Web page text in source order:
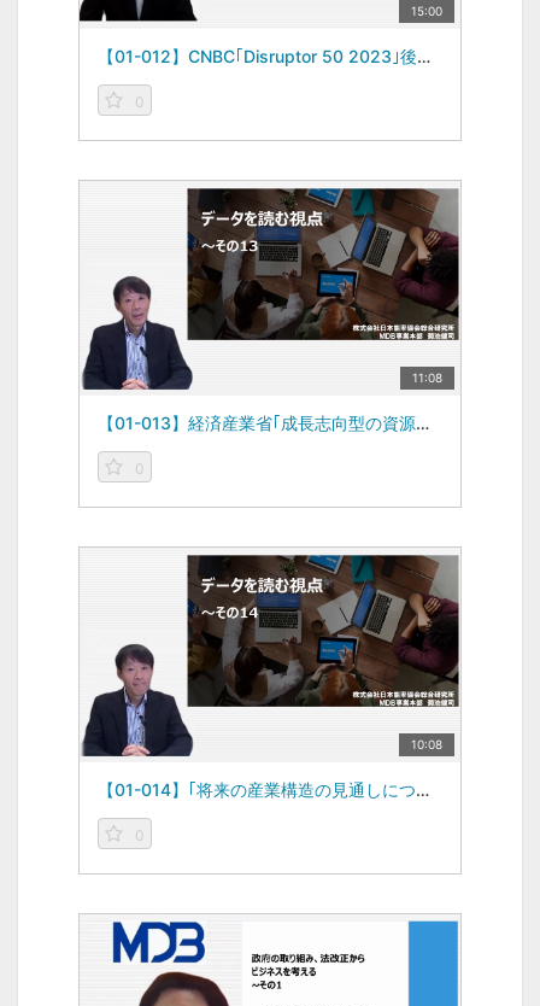
15:00
【01-012】CNBC｢Disruptor 50 2023｣後編 -データを読む視点vol.12-（2023/08/07）
0
11:08
【01-013】経済産業省｢成長志向型の資源自律経済戦略｣ -データを読む視点vol.13-（2023/09/11）
0
10:08
【01-014】｢将来の産業構造の見通しについて～3つのメガトレンド～｣ -データを読む視点vol.14-（2023/10/09）
0